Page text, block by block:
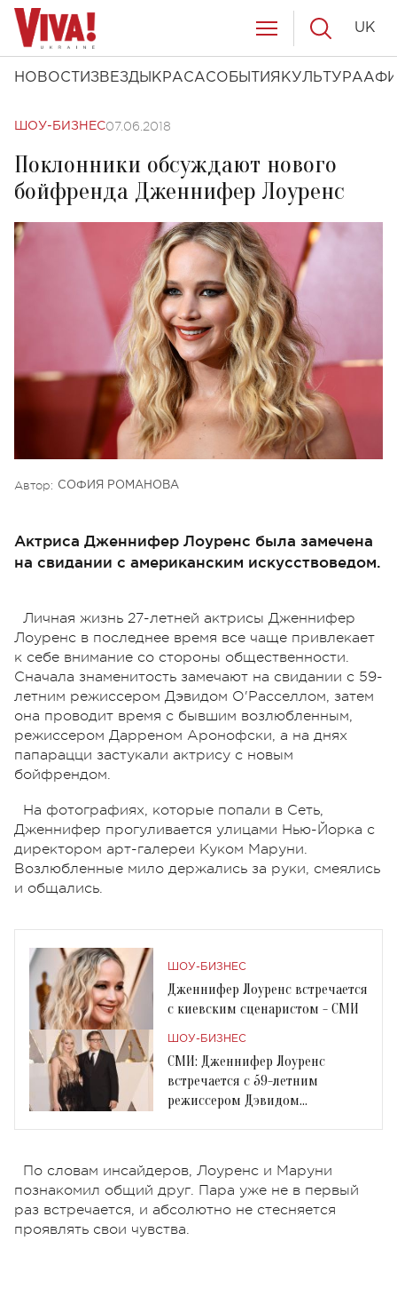
НОВОСТИ ЗВЕЗДЫ КРАСАСОБЫТИЯ КУЛЬТУРА
UK
ШОУ-БИЗНЕС07.06.2018
Поклонники обсуждают нового
бойфренда Дженнифер Лоуренс
Автор: СОФИЯ РОМАНОВА
Актриса Дженнифер Лоуренс была замечена
на свидании с американским искусствоведом.
Личная жизнь 27-летней актрисы Дженнифер
Лоуренс в последнее время все чаще привлекает
к себе внимание со стороны общественности.
Сначала знаменитость замечают на свидании с 59-
летним режиссером Дэвидом О'Расселлом, затем
она проводит время с бывшим возлюбленным,
режиссером Дарреном Аронофски, а на днях
папарацци застукали актрису с новым
бойфрендом.
На фотографиях, которые попали в Сеть,
Дженнифер прогуливается улицами Нью-Йорка с
директором арт-галереи Куком Маруни.
Возлюбленные мило держались за руки, смеялись
и общались.
ШОУ-БИЗНЕС
Дженнифер Лоуренс встречается
с киевским сценаристом - СМИ
ШОУ-БИЗНЕС
СМИ: Дженнифер Лоуренс
встречается с 59-летним
режиссером Дэвидом
По словам инсайдеров, Лоуренс и Маруни
познакомил общий друг. Пара уже не в первый
раз встречается, и абсолютно не стесняется
проявлять свои чувства.